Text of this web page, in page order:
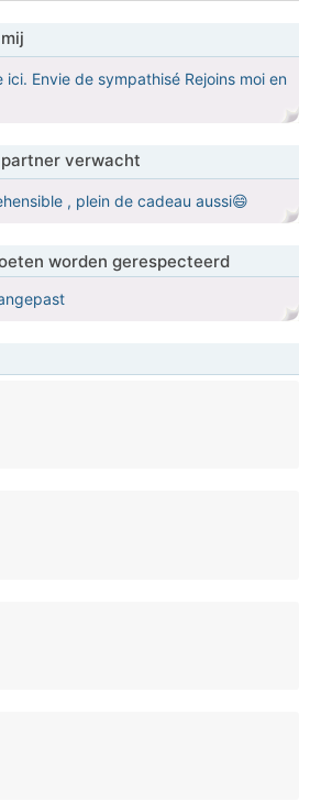
ici. Envie de sympathisé Rejoins moi en
verwacht
, plein de cadeau aussi😄
worden gerespecteerd